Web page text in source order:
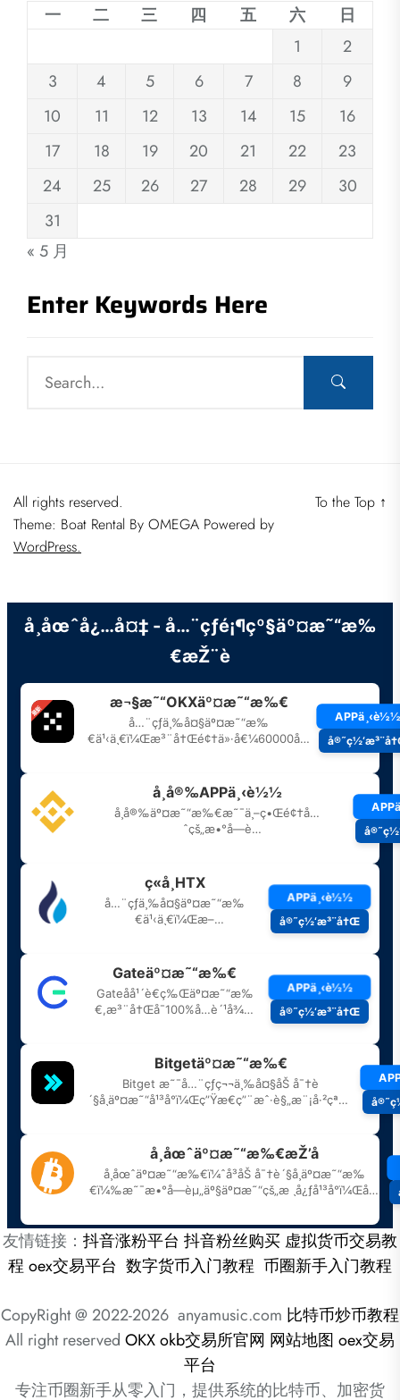
一
二 三 四 五 六
日
1
2
3
4 5 6 7 8
9
10
11 12 13 14 15
16
17
18 19 20 21 22
23
24
25 26 27 28 29
30
31
« 5 月
Enter Keywords Here
All rights reserved.
Theme: Boat Rental By OMEGA Powered by
WordPress.
To the Top ↑
友情链接： 抖音涨粉平台 抖音粉丝购买虚拟货币交易教
程oex交易平台 数字货币入门教程 币圈新手入门教程
CopyRight @ 2022-2026 anyamusic.com 比特币炒币教程
All right reserved OKXokb交易所官网 网站地图 oex交易
平台
专注币圈新手从零入门，提供系统的比特币、加密货